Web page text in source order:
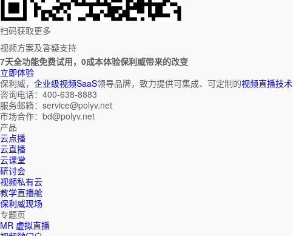
扫码获取更多
视频方案及答疑支持
7天全功能免费试用，0成本体验保利威带来的改变
立即体验
保利威， 企业级视频SaaS领导品牌，致力提供可集成、可定制的视频直播技术
咨询电话：400-638-8883
服务邮箱：service@polyv.net
市场合作：bd@polyv.net
产品
云点播
云直播
云课堂
研讨会
视频私有云
教学直播舱
保利威现场
专题页
MR 虚拟直播